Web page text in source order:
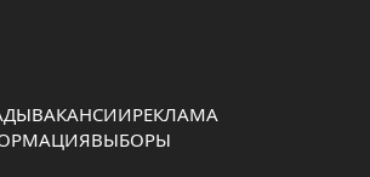
ВАКАНСИИРЕКЛАМА
ВЫБОРЫ